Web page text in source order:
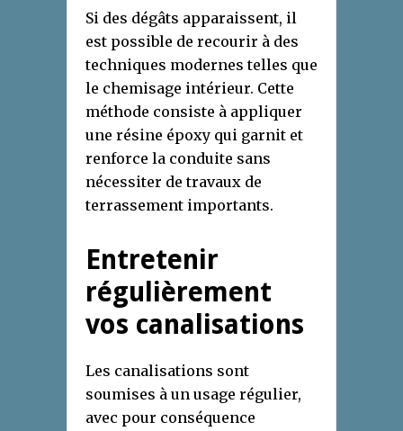
Si des dégâts apparaissent, il
est possible de recourir à des
techniques modernes telles que
le chemisage intérieur. Cette
méthode consiste à appliquer
une résine époxy qui garnit et
renforce la conduite sans
nécessiter de travaux de
terrassement importants.
Entretenir
régulièrement
vos canalisations
Les canalisations sont
soumises à un usage régulier,
avec pour conséquence